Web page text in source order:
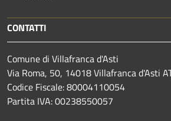
CONTATTI
Comune di Villafranca d'Asti
Via Roma, 50, 14018 Villafranca d'Asti
Codice Fiscale: 80004110054
Partita IVA: 00238550057